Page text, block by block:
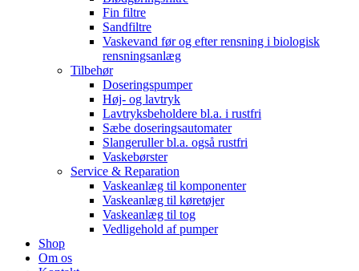
Fin filtre
Sandfiltre
Vaskevand før og efter rensning i biologisk
rensningsanlæg
Tilbehør
Doseringspumper
Høj- og lavtryk
Lavtryksbeholdere bl.a. i rustfri
Sæbe doseringsautomater
Slangeruller bl.a. også rustfri
Vaskebørster
Service & Reparation
Vaskeanlæg til komponenter
Vaskeanlæg til køretøjer
Vaskeanlæg til tog
Vedligehold af pumper
Shop
Om os